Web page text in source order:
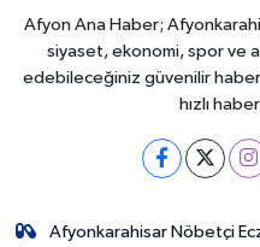
Afyon Ana Haber;
siyaset, ekonomi, spor ve
edebileceğiniz güvenilir haber
hızlı
Afyonkarahisar Nöbetçi